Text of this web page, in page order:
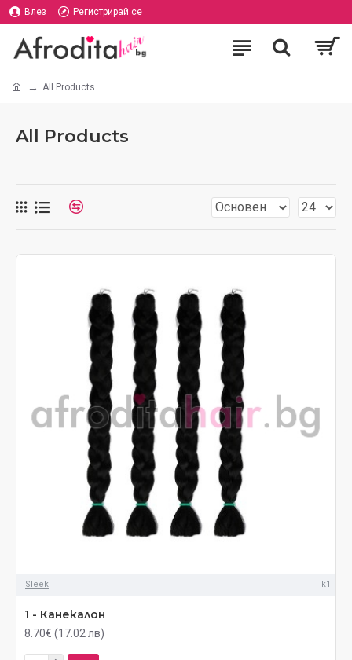
Влез Регистрирай се
All Products
All Products
Sleek k1
1 - Канекалон
8.70€ (17.02 лв)